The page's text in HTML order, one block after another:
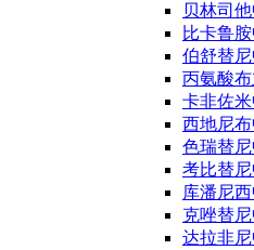
贝林司
比卡鲁
伯舒替
丙氨酸
卡非佐
西地尼
色瑞替
考比替
库潘尼
克唑替
达拉非